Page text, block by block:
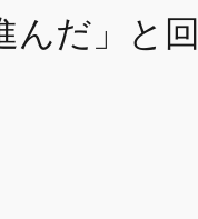
んだ」と回